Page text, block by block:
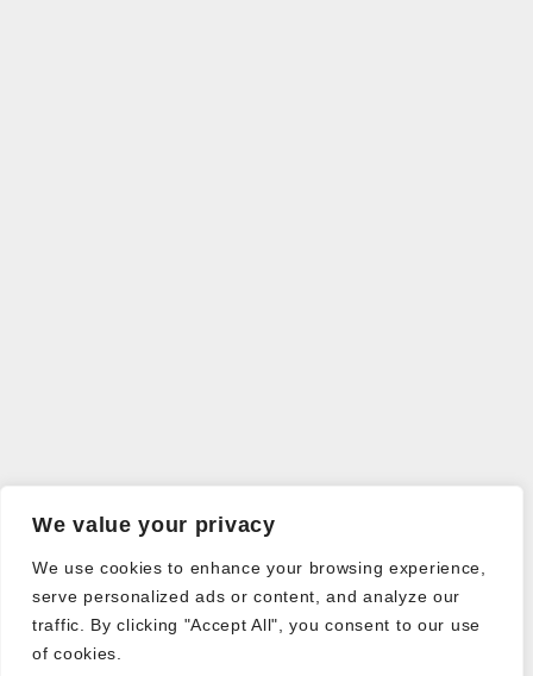
We value your privacy
We use cookies to enhance your browsing experience,
serve personalized ads or content, and analyze our
traffic. By clicking "Accept All", you consent to our use
of cookies.